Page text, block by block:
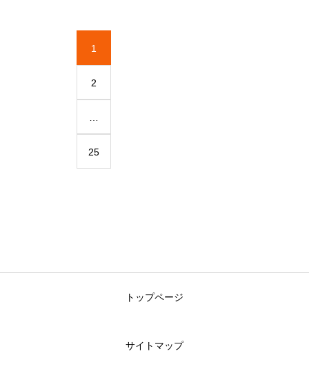
1
2
25
トップページ
サイトマップ